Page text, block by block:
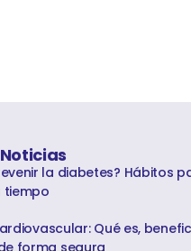
la diabetes? Hábitos
tiempo
Qué es,
forma segura